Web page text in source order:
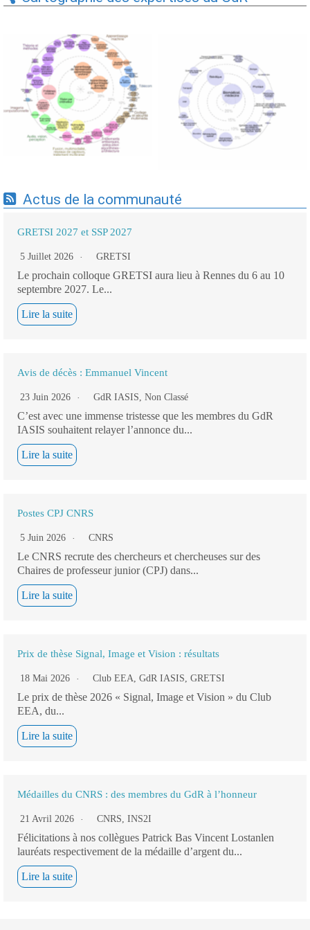
Expertises du GdR -
cartographie par Axes -
19/09/2025
Expertises du GdR -
cartographie par mots-clés
applicatifs - 19/09/2025
Actus de la communauté
GRETSI 2027 et SSP 2027
5 Juillet 2026 GRETSI
Le prochain colloque GRETSI aura lieu à Rennes du 6 au 10
septembre 2027. Le...
Lire la suite
Avis de décès : Emmanuel Vincent
23 Juin 2026 GdR IASIS, Non Classé
C’est avec une immense tristesse que les membres du GdR
IASIS souhaitent relayer l’annonce du...
Lire la suite
Postes CPJ CNRS
5 Juin 2026 CNRS
Le CNRS recrute des chercheurs et chercheuses sur des
Chaires de professeur junior (CPJ) dans...
Lire la suite
Prix de thèse Signal, Image et Vision : résultats
18 Mai 2026 Club EEA, GdR IASIS, GRETSI
Le prix de thèse 2026 « Signal, Image et Vision » du Club
EEA, du...
Lire la suite
Médailles du CNRS : des membres du GdR à l’honneur
21 Avril 2026 CNRS, INS2I
Félicitations à nos collègues Patrick Bas Vincent Lostanlen
lauréats respectivement de la médaille d’argent du...
Lire la suite